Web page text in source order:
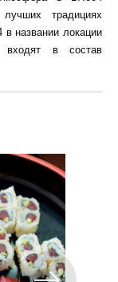
традициях
названии локации
входят в состав